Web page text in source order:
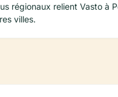
régionaux relient Vasto à
villes.